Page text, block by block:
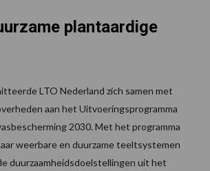
plantaardige
LTO Nederland zich samen met
aan het Uitvoeringsprogramma
2030. Met het programma
weerbare en duurzame teeltsystemen
duurzaamheidsdoelstellingen uit het